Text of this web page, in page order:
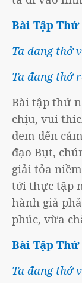
Bài Tập
Ta đang thở
Ta đang thở
Bài tập thứ
chịu, vui
đem đến
đạo Bụt,
giải tỏa
tới thực tập
hành giả
phúc, vừa
Bài Tập Thứ
Ta đang thở